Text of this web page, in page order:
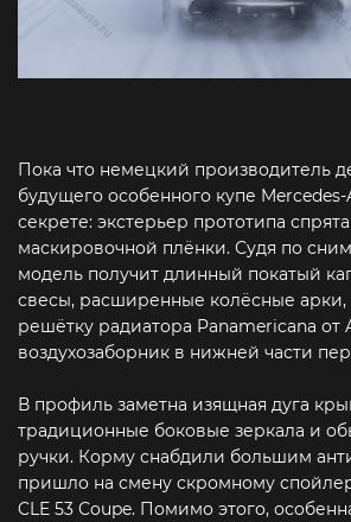
Пока что немецкий производитель
будущего особенного купе Mercedes-
секрете: экстерьер прототипа
маскировочной плёнки. Судя по
модель получит длинный покатый
свесы, расширенные колёсные
решётку радиатора Panamericana от
воздухозаборник в нижней части
В профиль заметна изящная дуга
традиционные боковые зеркала и
ручки. Корму снабдили большим
пришло на смену скромному
CLE 53 Coupe. Помимо этого,